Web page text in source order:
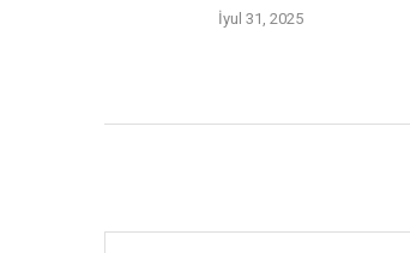
İyul 31, 2025